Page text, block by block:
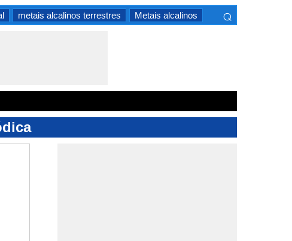
metais alcalinos terrestres Metais alcalinos ⌕